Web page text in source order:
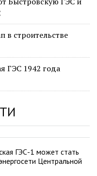
в строительстве
ГЭС 1942 года
ГЭС-1 может стать
Центральной